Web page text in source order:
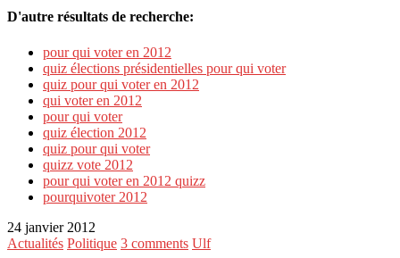
D'autre résultats de recherche:
pour qui voter en 2012
quiz élections présidentielles pour qui voter
quiz pour qui voter en 2012
qui voter en 2012
pour qui voter
quiz élection 2012
quiz pour qui voter
quizz vote 2012
pour qui voter en 2012 quizz
pourquivoter 2012
24 janvier 2012
Actualités Politique 3 comments Ulf